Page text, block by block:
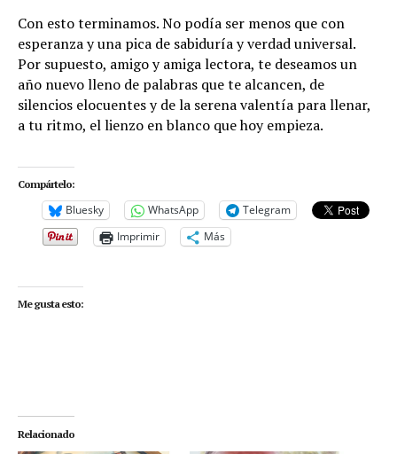
Con esto terminamos. No podía ser menos que con
esperanza y una pica de sabiduría y verdad universal.
Por supuesto, amigo y amiga lectora, te deseamos un
año nuevo lleno de palabras que te alcancen, de
silencios elocuentes y de la serena valentía para llenar,
a tu ritmo, el lienzo en blanco que hoy empieza.
Compártelo:
Bluesky WhatsApp
Telegram
Imprimir
Más
Me gusta esto:
Relacionado